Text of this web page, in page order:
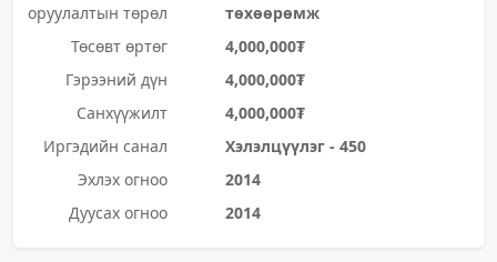
оруулалтын төрөл
төхөөрөмж
Төсөвт өртөг
4,000,000₮
Гэрээний дүн
4,000,000₮
Санхүүжилт
4,000,000₮
Иргэдийн санал
Хэлэлцүүлэг - 450
Эхлэх огноо
2014
Дуусах огноо
2014